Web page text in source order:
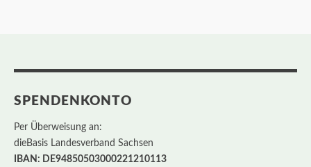
SPENDENKONTO
Per Überweisung an:
dieBasis Landesverband Sachsen
IBAN: DE94850503000221210113